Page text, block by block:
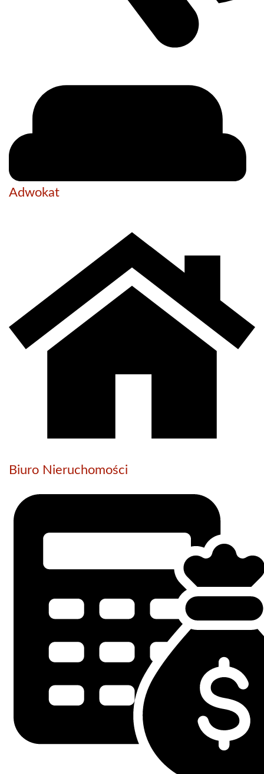
Adwokat
Biuro Nieruchomości